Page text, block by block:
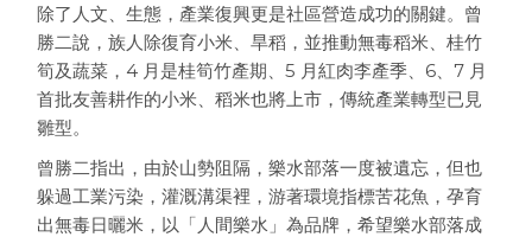
除了人文、生態，產業復興更是社區營造成功的關鍵。曾
勝二說，族人除復育小米、旱稻，並推動無毒稻米、桂竹
筍及蔬菜， 4 月是桂筍竹產期、5 月紅肉李產季、 6、 7 月
首批友善耕作的小米、稻米也將上市，傳統產業轉型已見
雛型。
曾勝二指出，由於山勢阻隔，樂水部落一度被遺忘，但也
躲過工業污染，灌溉溝渠裡，游著環境指標苦花魚，孕育
出無毒日曬米，以「人間樂水」為品牌，希望樂水部落成